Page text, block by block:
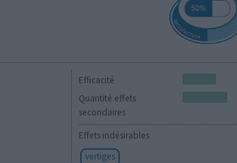
Efficacité
Quantité effets
secondaires
Effets indésirables
vertiges